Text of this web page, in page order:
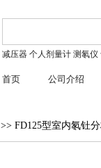
减压器 个人剂量计 测氡仪
首页 公司介绍
>> FD125型室内氡钍